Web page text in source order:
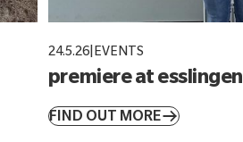
24.5.26| EVENTS
premiere at
FIND OUT MORE